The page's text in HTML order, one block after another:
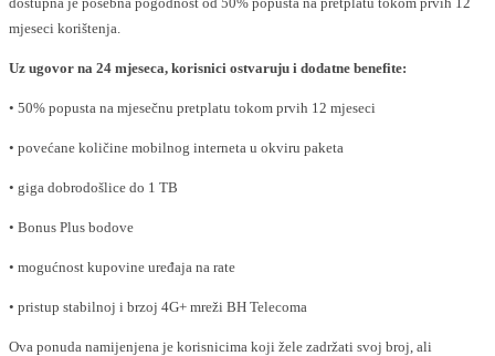
mjeseci korištenja.
Uz ugovor na 24 mjeseca, korisnici ostvaruju i dodatne benefite:
• 50% popusta na mjesečnu pretplatu tokom prvih 12 mjeseci
• povećane količine mobilnog interneta u okviru paketa
• giga dobrodošlice do 1 TB
• Bonus Plus bodove
• mogućnost kupovine uređaja na rate
• pristup stabilnoj i brzoj 4G+ mreži BH Telecoma
Ova ponuda namijenjena je korisnicima koji žele zadržati svoj broj, ali